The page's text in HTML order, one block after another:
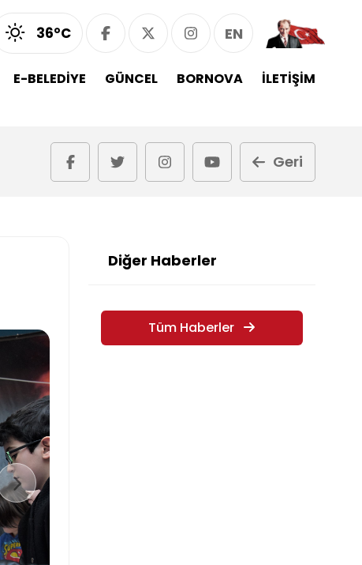
36°C EN
E-BELEDİYE GÜNCEL BORNOVA İLETİŞİM
Geri
Diğer Haberler
Tüm Haberler